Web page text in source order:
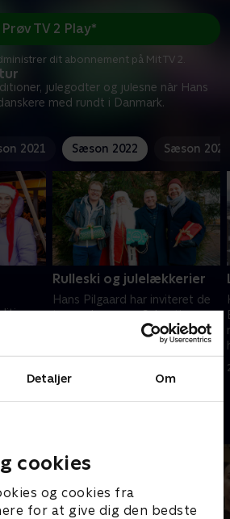
Detaljer Om
cookies
og cookies fra
for at give dig den bedste
julegodter og julesne når Hans
med rundt i Danmark.
Prøv TV 2 Play*
dit abonnement på Mit TV 2.
2021 Sæson 2022 Sæson 2023
de
Rulleski og julelækkerier
Hans Pilgaard har inviteret de
to gamle venner Sebastian
Klein og Jacob Riising på en
lang række julerier, og så vil det
vise sig, om de kommer i
julehumør.